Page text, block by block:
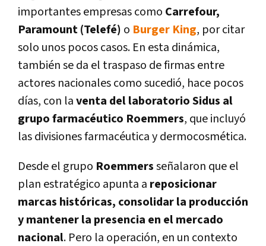
importantes empresas como Carrefour,
Paramount (Telefé) o Burger King, por citar
solo unos pocos casos. En esta dinámica,
también se da el traspaso de firmas entre
actores nacionales como sucedió, hace pocos
días, con laventa del laboratorio Sidus al
grupo farmacéutico Roemmers, que incluyó
las divisiones farmacéutica y dermocosmética.
Desde el grupo Roemmersseñalaron que el
plan estratégico apunta a reposicionar
marcas históricas, consolidar la producción
y mantener la presencia en el mercado
nacional. Pero la operación, en un contexto